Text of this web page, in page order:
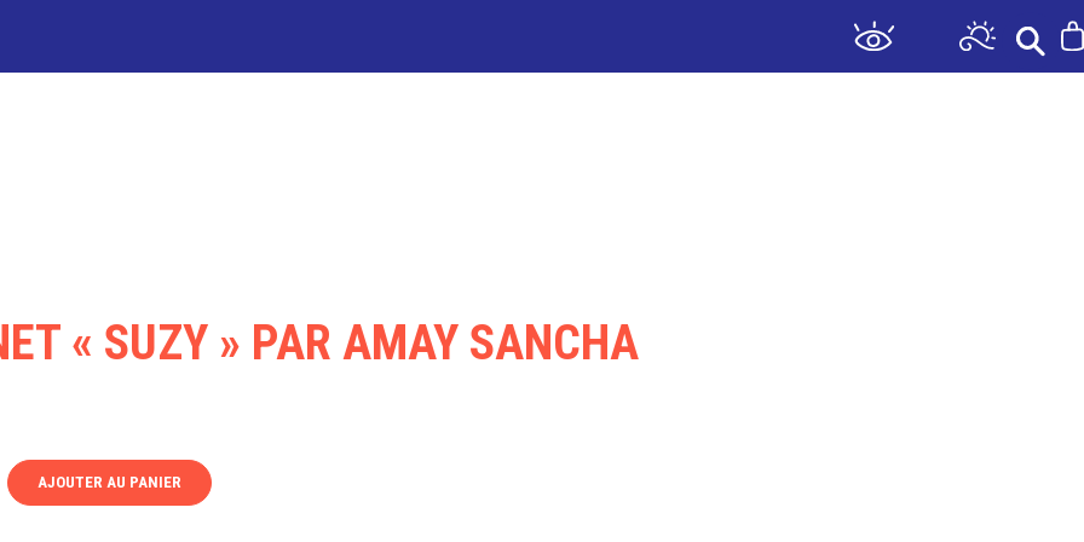
BOUTIQUE & BILLETTERIE
« SUZY » PAR AMAY SANCHA
AJOUTER AU PANIER